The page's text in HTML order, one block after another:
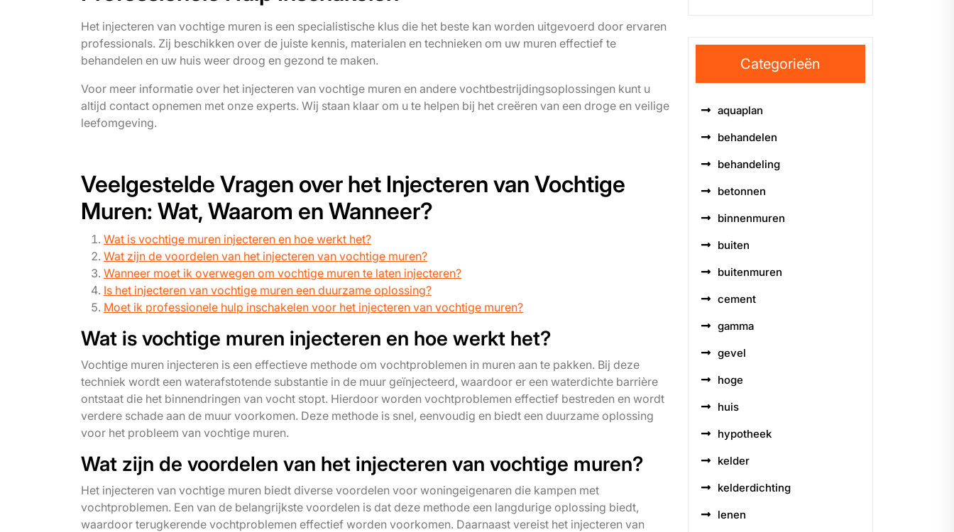
Het injecteren van vochtige muren is een specialistische klus die het beste kan worden uitgevoerd door ervaren
professionals. Zij beschikken over de juiste kennis, materialen en technieken om uw muren effectief te
behandelen en uw huis weer droog en gezond te maken.
Voor meer informatie over het injecteren van vochtige muren en andere vochtbestrijdingsoplossingen kunt u
altijd contact opnemen met onze experts. Wij staan klaar om u te helpen bij het creëren van een droge en veilige
leefomgeving.
Veelgestelde Vragen over het Injecteren van Vochtige
Muren: Wat, Waarom en Wanneer?
Wat is vochtige muren injecteren en hoe werkt het?
Wat zijn de voordelen van het injecteren van vochtige muren?
Wanneer moet ik overwegen om vochtige muren te laten injecteren?
Is het injecteren van vochtige muren een duurzame oplossing?
Moet ik professionele hulp inschakelen voor het injecteren van vochtige muren?
Wat is vochtige muren injecteren en hoe werkt het?
Vochtige muren injecteren is een effectieve methode om vochtproblemen in muren aan te pakken. Bij deze
techniek wordt een waterafstotende substantie in de muur geïnjecteerd, waardoor er een waterdichte barrière
ontstaat die het binnendringen van vocht stopt. Hierdoor worden vochtproblemen effectief bestreden en wordt
verdere schade aan de muur voorkomen. Deze methode is snel, eenvoudig en biedt een duurzame oplossing
voor het probleem van vochtige muren.
Wat zijn de voordelen van het injecteren van vochtige muren?
Het injecteren van vochtige muren biedt diverse voordelen voor woningeigenaren die kampen met
vochtproblemen. Een van de belangrijkste voordelen is dat deze methode een langdurige oplossing biedt,
waardoor terugkerende vochtproblemen effectief worden voorkomen. Daarnaast vereist het injecteren van
Categorieën
aquaplan
behandelen
behandeling
betonnen
binnenmuren
buiten
buitenmuren
cement
gamma
gevel
hoge
huis
hypotheek
kelder
kelderdichting
lenen